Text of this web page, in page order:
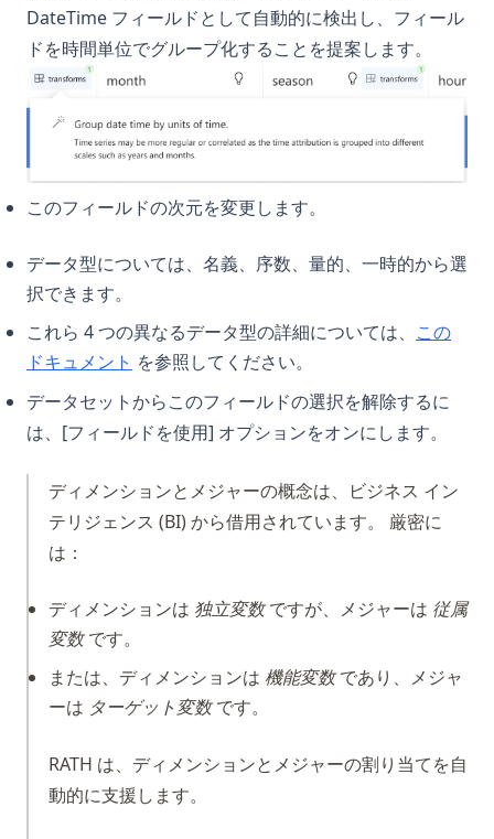
PythonでのWebスクレイピング：Requests、
BeautifulSoup、Seleniumを使った完全ガイド
Pythonでの副作用（Side_effect）- その意味と使用方法
Pythonでの等しくないものとは何ですか？
Pythonでの複数のコンストラクタ：説明
Pythonで文字列を整数に変換する方法：簡単なガイド
PythonとActivePythonとAnacondaの違いについて比較
PythonとArduinoで創造性を解放する：包括的なガイド
PythonにおけるSVM、概要とその使い方
PythonにおけるT検定とP値のデータ分析への応用
Pythonにおけるelifとは - 解説！
Pythonにおけるテキストクリーニング：効果的なデータクリー
ニングチュートリアル
Pythonにおける式とは何ですか？
Pythonにおける次元削減：知っておくべきトップのヒント
Pythonの__str__と__repr__の違い
Pythonの「何もしない」とは？Pass文の理解
Pythonのコンテキストマネージャ：Pythonのコンテキストマネ
Pythonのパースとは？全てが解説される！
Pythonの禅：その意義とアクセス方法
DateTime フィールドとして自動的に検出し、フィール
ドを時間単位でグループ化することを提案します。
このフィールドの次元を変更します。
データ型については、名義、序数、量的、一時的から選
択できます。
これら 4 つの異なるデータ型の詳細については、 この
ドキュメント (opens in a new tab)
を参照してください。
データセットからこのフィールドの選択を解除するに
は、[フィールドを使用] オプションをオンにします。
ディメンションとメジャーの概念は、ビジネス イン
テリジェンス (BI) から借用されています。 厳密に
は：
ディメンションは 独立変数ですが、メジャーは 従属
変数です。
または、ディメンションは 機能変数であり、メジャ
ーは ターゲット変数です。
RATH は、ディメンションとメジャーの割り当てを自
動的に支援します。